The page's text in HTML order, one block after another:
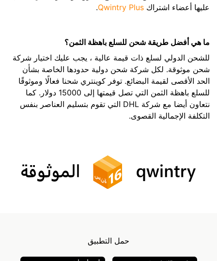
عليها أعضاء اشتراك Qwintry Plus
.
ما هي أفضل طريقة شحن للسلع باهظة الثمن؟
للشحن الدولي لسلع ذات قيمة عالية ، يجب عليك اختيار شركة
شحن موثوقة. لكل شركة شحن دولية حدودها الخاصة بشأن
الحد الأقصى لقيمة البضائع. توفر كوينتري شحنا فعالًا وموثوقًا
للسلع باهظة الثمن التي تصل قيمتها إلى 15000 دولار. كما
نتعاون أيضا مع شركة DHL التي تقوم بتسليم العناصر بنفس
التكلفة الإجمالية القصوى.
حمل التطبيق